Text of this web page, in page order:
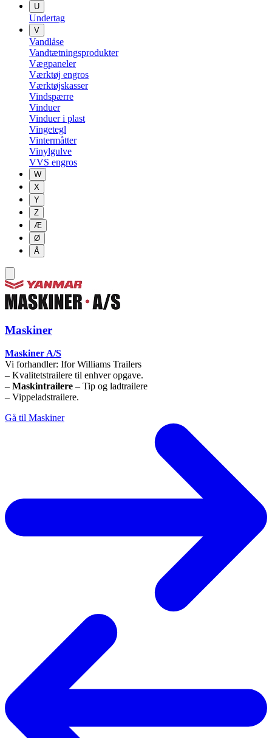
U
Undertag
V
Vandlåse
Vandtætningsprodukter
Vægpaneler
Værktøj engros
Værktøjskasser
Vindspærre
Vinduer
Vinduer i plast
Vingetegl
Vintermåtter
Vinylgulve
VVS engros
W
X
Y
Z
Æ
Ø
Å
Maskiner
Maskiner A/S
Vi forhandler: Ifor Williams Trailers
– Kvalitetstrailere til enhver opgave.
– Maskintrailere – Tip og ladtrailere
– Vippeladstrailere.
Gå til Maskiner